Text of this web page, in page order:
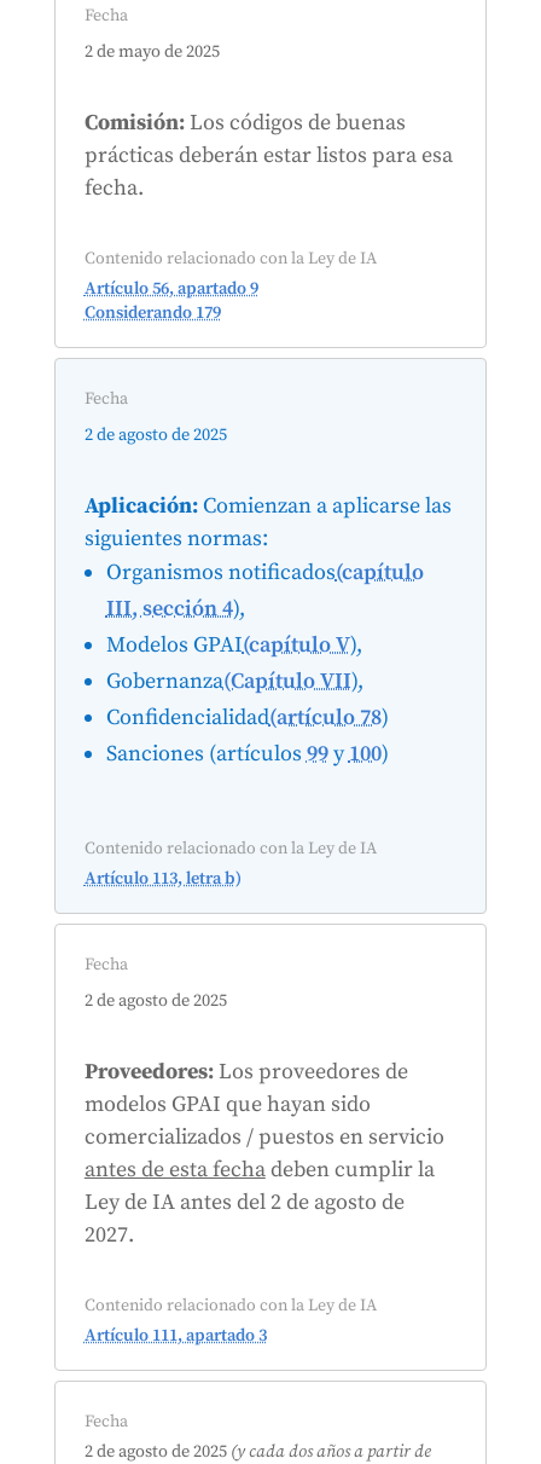
Fecha
2 de mayo de 2025
Comisión:Los códigos de buenas
prácticas deberán estar listos para esa
fecha.
Contenido relacionado con la Ley de IA
Artículo 56, apartado 9
Considerando 179
Fecha
2 de agosto de 2025
Aplicación:Comienzan a aplicarse las
siguientes normas:
Organismos notificados(capítulo
III, sección 4),
Modelos GPAI(capítulo V),
Gobernanza(Capítulo VII),
Confidencialidad(artículo 78)
Sanciones (artículos99y100)
Contenido relacionado con la Ley de IA
Artículo 113, letra b)
Fecha
2 de agosto de 2025
Proveedores:Los proveedores de
modelos GPAI que hayan sido
comercializados / puestos en servicio
antes de esta fechadeben cumplir la
Ley de IA antes del 2 de agosto de
2027.
Contenido relacionado con la Ley de IA
Artículo 111, apartado 3
Fecha
2 de agosto de 2025 (y cada dos años a partir de